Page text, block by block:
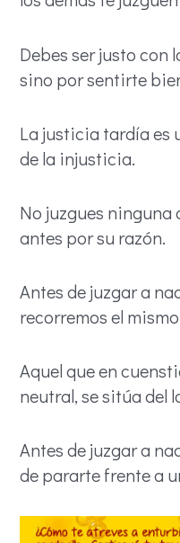
Debes ser justo con
sino por sentirte
La justicia tardía es
de la injusticia.
No juzgues
antes por su razón.
Antes de juzgar a
recorremos el
Aquel que en
neutral, se sitúa del
Antes de juzgar a
de pararte frente a